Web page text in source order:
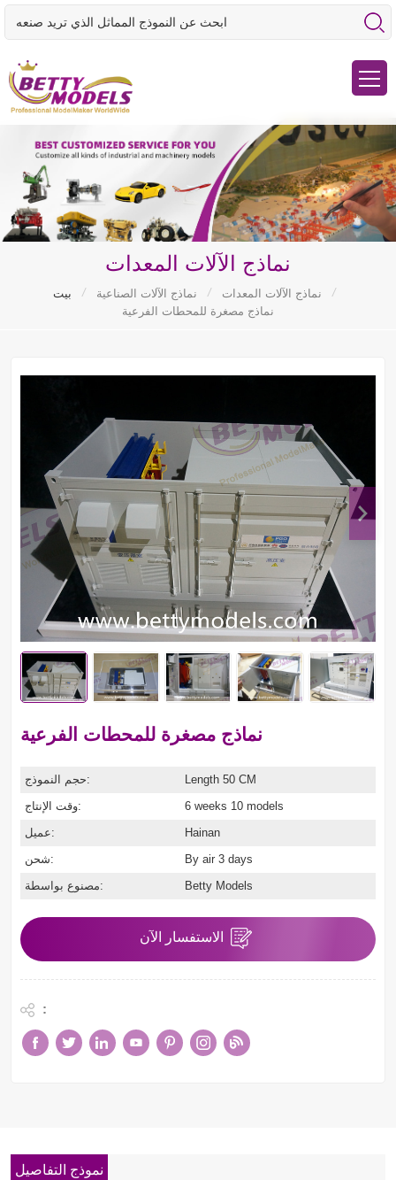
نماذج الآلات المعدات
بيت / نماذج الآلات الصناعية / نماذج الآلات المعدات
/
نماذج مصغرة للمحطات الفرعية
نماذج مصغرة للمحطات الفرعية
حجم النموذج:
Length 50 CM
وقت الإنتاج:
6 weeks 10 models
عميل:
Hainan
شحن:
By air 3 days
مصنوع بواسطة:
Betty Models
الاستفسار الآن
:
نموذج التفاصيل